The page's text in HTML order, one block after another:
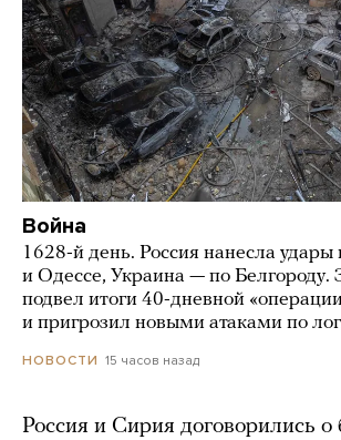
Война
1628-й день. Россия нанесла удары
и Одессе, Украина — по Белгороду.
подвел итоги 40-дневной
и пригрозил новыми атаками по
НОВОСТИ 15 часов назад
Россия и Сирия договорились